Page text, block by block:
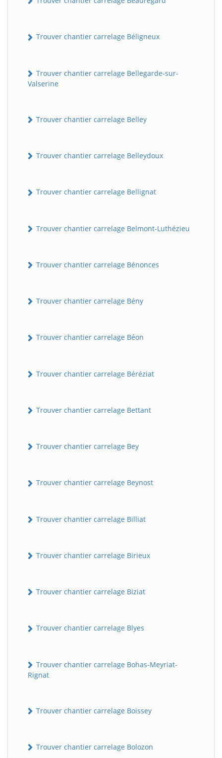
Trouver chantier carrelage Béligneux
Trouver chantier carrelage Bellegarde-sur-
Valserine
Trouver chantier carrelage Belley
Trouver chantier carrelage Belleydoux
Trouver chantier carrelage Bellignat
Trouver chantier carrelage Belmont-Luthézieu
Trouver chantier carrelage Bénonces
Trouver chantier carrelage Bény
Trouver chantier carrelage Béon
Trouver chantier carrelage Béréziat
Trouver chantier carrelage Bettant
Trouver chantier carrelage Bey
Trouver chantier carrelage Beynost
Trouver chantier carrelage Billiat
Trouver chantier carrelage Birieux
Trouver chantier carrelage Biziat
Trouver chantier carrelage Blyes
Trouver chantier carrelage Bohas-Meyriat-
Rignat
Trouver chantier carrelage Boissey
Trouver chantier carrelage Bolozon